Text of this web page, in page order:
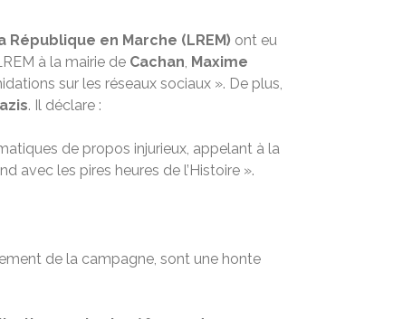
République en Marche (LREM) ont eu
à la mairie de Cachan, Maxime
sur les réseaux sociaux ». De plus,
. Il déclare :
de propos injurieux, appelant à la
avec les pires heures de l’Histoire ».
de la campagne, sont une honte